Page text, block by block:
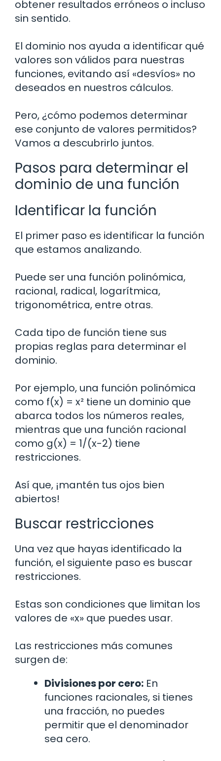
obtener resultados erróneos o incluso
sin sentido.
El dominio nos ayuda a identificar qué
valores son válidos para nuestras
funciones, evitando así «desvíos» no
deseados en nuestros cálculos.
Pero, ¿cómo podemos determinar
ese conjunto de valores permitidos?
Vamos a descubrirlo juntos.
Pasos para determinar el
dominio de una función
Identificar la función
El primer paso es identificar la función
que estamos analizando.
Puede ser una función polinómica,
racional, radical, logarítmica,
trigonométrica, entre otras.
Cada tipo de función tiene sus
propias reglas para determinar el
dominio.
Por ejemplo, una función polinómica
como f(x) = x² tiene un dominio que
abarca todos los números reales,
mientras que una función racional
como g(x) = 1/(x-2) tiene
restricciones.
Así que, ¡mantén tus ojos bien
abiertos!
Buscar restricciones
Una vez que hayas identificado la
función, el siguiente paso es buscar
restricciones.
Estas son condiciones que limitan los
valores de «x» que puedes usar.
Las restricciones más comunes
surgen de:
Divisiones por cero: En
funciones racionales, si tienes
una fracción, no puedes
permitir que el denominador
sea cero.